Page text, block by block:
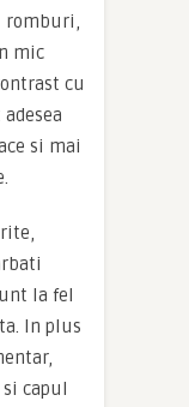
mic
cu
si mai
la fel
In plus
capul